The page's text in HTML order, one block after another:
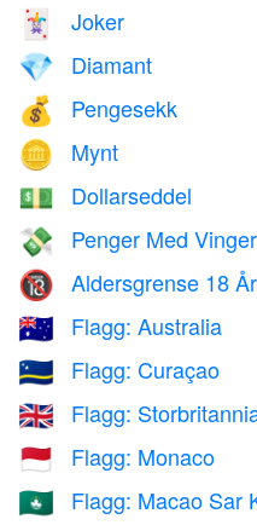
🃏 Joker
💎 Diamant
💰 Pengesekk
🪙 Mynt
💵 Dollarseddel
💸 Penger Med Vinger
🔞 Aldersgrense 18 År
🇦🇺 Flagg: Australia
🇨🇼 Flagg: Curaçao
🇬🇧 Flagg:
🇲🇨 Flagg: Monaco
🇲🇴 Flagg: Macao Sar